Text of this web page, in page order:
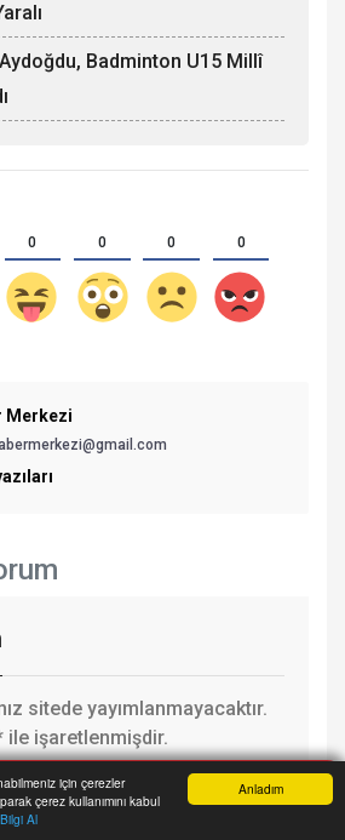
Anladım
için çerezler
çerez kullanımını kabul
Al
Badminton U15 Millî
0 0 0 0
Merkezi
sitede yayımlanmayacaktır.
ile işaretlenmişdir.
Haber Ara İhbar Hattı Menu